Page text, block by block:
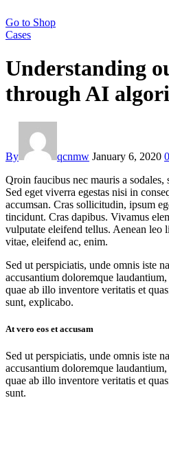
Go to Shop
Cases
Understanding
through AI
By qcnmw January 6, 2020 0
Qroin faucibus nec mauris a
Sed eget viverra egestas nisi in
accumsan. Cras sollicitudin, ipsum
tincidunt. Cras dapibus. Vivamus
vulputate eleifend tellus. Aenean leo
vitae, eleifend ac, enim.
Sed ut perspiciatis, unde omnis iste
accusantium doloremque
quae ab illo inventore veritatis et
sunt, explicabo.
At vero eos et accusam
Sed ut perspiciatis, unde omnis iste
accusantium doloremque
quae ab illo inventore veritatis et
sunt.